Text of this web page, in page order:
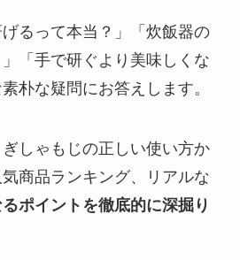
げるって本当？」「炊飯器の
「手で研ぐより美味しくな
朴な疑問にお答えします。
しゃもじの正しい使い方か
商品ランキング、リアルな
ポイントを徹底的に深掘り